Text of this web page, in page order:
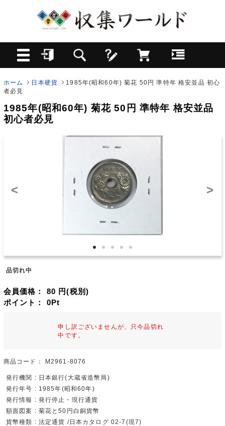
ホーム 日本硬貨
1985年(昭和60年) 菊花 50円 準特年 格安並品 初心
者必見
1985年(昭和60年) 菊花 50円 準特年 格安並品
初心者必見
< >
品切れ中
会員価格： 80 円(税別)
ポイント： 0Pt
申し訳ございませんが、只今品切れ
中です。
商品コード： M2961-8076
発行機関 : 日本銀行(大蔵省造幣局)
発行年号 : 1985年(昭和60年)
発行情報 : 発行停止・現行通貨
額面図案 : 菊花と50円白銅貨幣
貨幣種類 : 法定通貨 /日本カタログ 02-7(現7)